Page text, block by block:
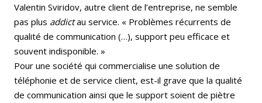
Valentin Sviridov, autre client de l’entreprise, ne semble
pas plus addictau service. « Problèmes récurrents de
qualité de communication (…), support peu efficace et
souvent indisponible. »
Pour une société qui commercialise une solution de
téléphonie et de service client, est-il grave que la qualité
de communication ainsi que le support soient de piètre